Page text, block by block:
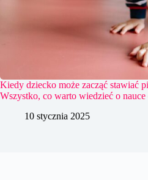
Kiedy dziecko może zacząć stawiać
Wszystko, co warto wiedzieć o nauce
10 stycznia 2025